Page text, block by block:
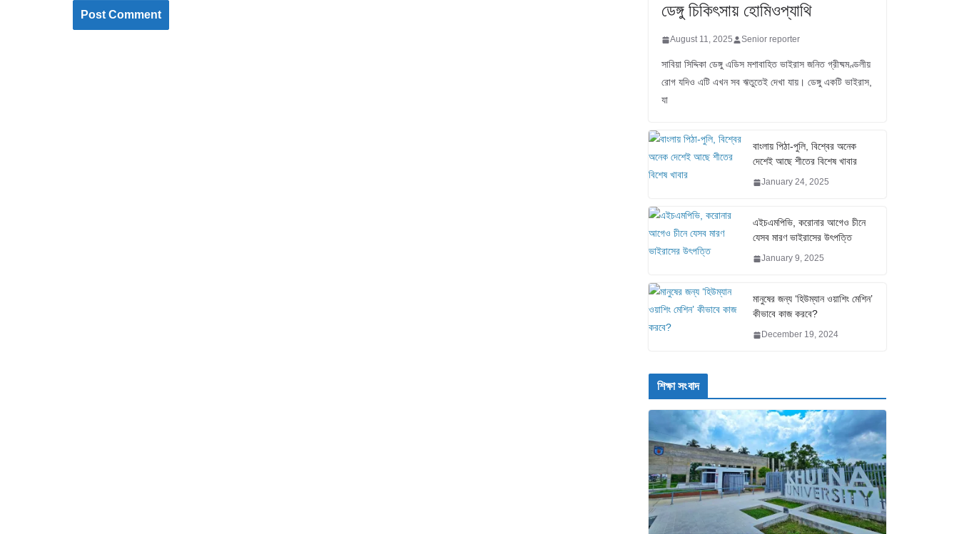
ডেঙ্গু চিকিৎসায় হোমিওপ্যাথি
August 11, 2025 Senior reporter
সাবিয়া সিদ্দিকা ডেঙ্গু এডিস মশাবাহিত ভাইরাস জনিত গ্রীষ্মমণ্ডলীয়
রোগ যদিও এটি এখন সব ঋতুতেই দেখা যায়। ডেঙ্গু একটি ভাইরাস,
যা
বাংলায় পিঠা-পুলি, বিশ্বের অনেক
দেশেই আছে শীতের বিশেষ খাবার
January 24, 2025
এইচএমপিভি, করোনার আগেও চীনে
যেসব মারণ ভাইরাসের উৎপত্তি
January 9, 2025
মানুষের জন্য ‘হিউম্যান ওয়াশিং মেশিন’
কীভাবে কাজ করবে?
December 19, 2024
শিক্ষা সংবাদ